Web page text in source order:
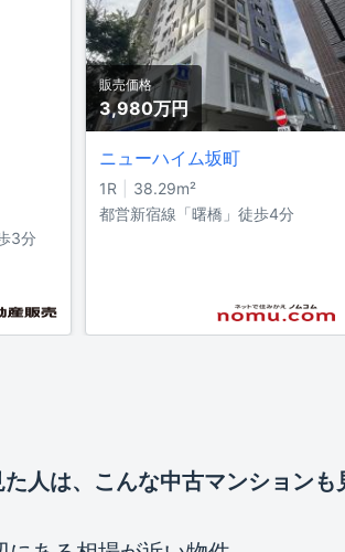
3分
販売価格
3,980万円
ニューハイム坂町
1R 38.29m²
都営新宿線「曙橋」徒歩4分
た人は、こんな中古マンションも